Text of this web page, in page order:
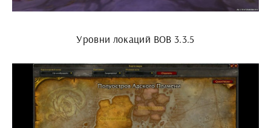
Уровни локаций ВОВ 3.3.5